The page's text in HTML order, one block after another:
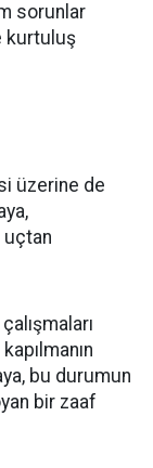
sorunlar
kurtuluş
üzerine de
uçtan
bu durumun
bir zaaf